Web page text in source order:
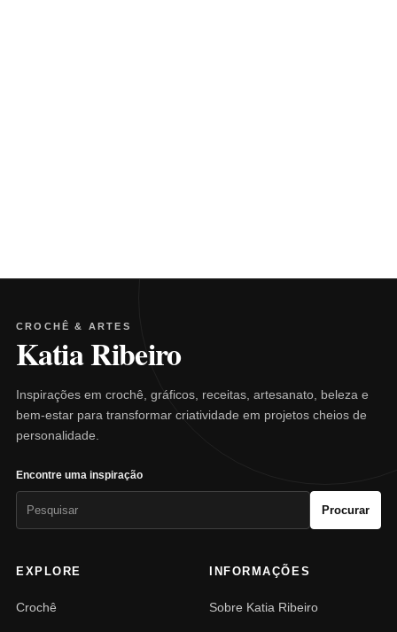
CROCHÊ & ARTES
Katia Ribeiro
Inspirações em crochê, gráficos, receitas, artesanato, beleza e
bem-estar para transformar criatividade em projetos cheios de
personalidade.
Encontre uma inspiração
Procurar
EXPLORE
Crochê
INFORMAÇÕES
Sobre Katia Ribeiro